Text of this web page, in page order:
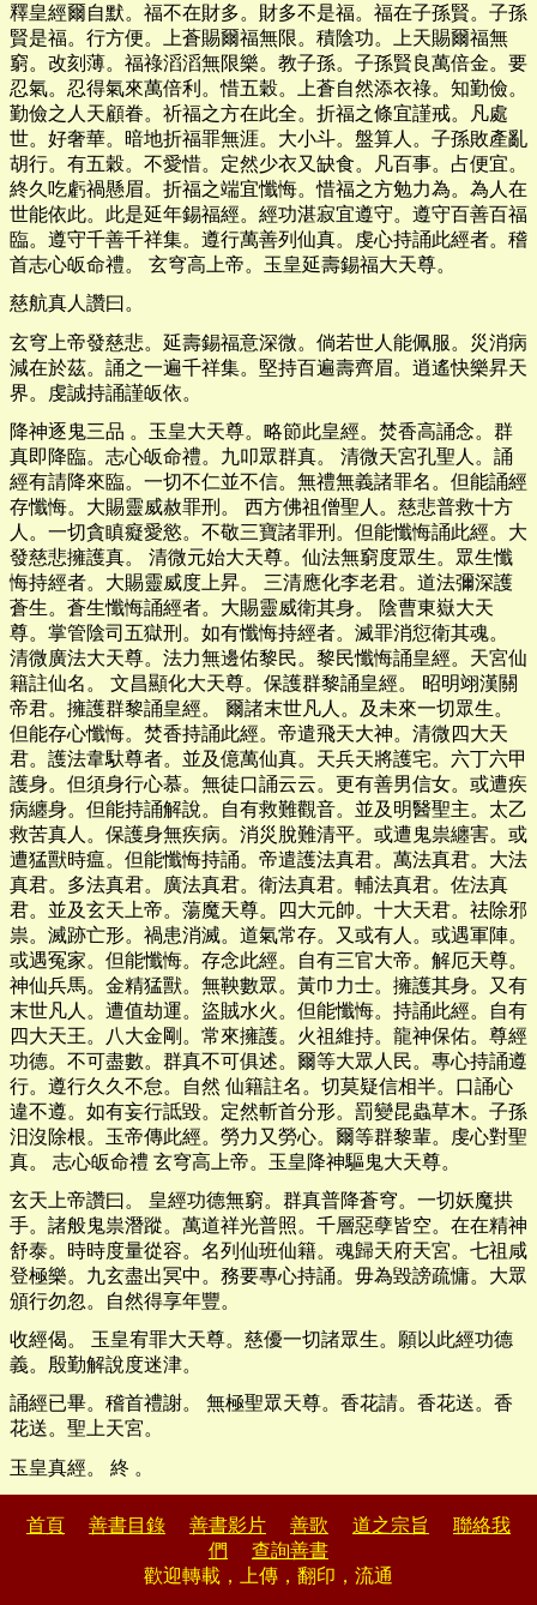
釋皇經爾自默。福不在財多。財多不是福。福在子孫賢。子孫
賢是福。行方便。上蒼賜爾福無限。積陰功。上天賜爾福無
窮。改刻薄。福祿滔滔無限樂。教子孫。子孫賢良萬倍金。要
忍氣。忍得氣來萬倍利。惜五穀。上蒼自然添衣祿。知勤儉。
勤儉之人天顧眷。祈福之方在此全。折福之條宜謹戒。凡處
世。好奢華。暗地折福罪無涯。大小斗。盤算人。子孫敗產亂
胡行。有五穀。不愛惜。定然少衣又缺食。凡百事。占便宜。
終久吃虧禍懸眉。折福之端宜懺悔。惜福之方勉力為。為人在
世能依此。此是延年錫福經。經功湛寂宜遵守。遵守百善百福
臨。遵守千善千祥集。遵行萬善列仙真。虔心持誦此經者。稽
首志心皈命禮。 玄穹高上帝。玉皇延壽錫福大天尊。
慈航真人讚曰。
玄穹上帝發慈悲。延壽錫福意深微。倘若世人能佩服。災消病
減在於茲。誦之一遍千祥集。堅持百遍壽齊眉。逍遙快樂昇天
界。虔誠持誦謹皈依。
降神逐鬼三品 。玉皇大天尊。略節此皇經。焚香高誦念。群
真即降臨。志心皈命禮。九叩眾群真。 清微天宮孔聖人。誦
經有請降來臨。一切不仁並不信。無禮無義諸罪名。但能誦經
存懺悔。大賜靈威赦罪刑。 西方佛祖僧聖人。慈悲普救十方
人。一切貪瞋癡愛慾。不敬三寶諸罪刑。但能懺悔誦此經。大
發慈悲擁護真。 清微元始大天尊。仙法無窮度眾生。眾生懺
悔持經者。大賜靈威度上昇。 三清應化李老君。道法彌深護
蒼生。蒼生懺悔誦經者。大賜靈威衛其身。 陰曹東嶽大天
尊。掌管陰司五獄刑。如有懺悔持經者。滅罪消愆衛其魂。
清微廣法大天尊。法力無邊佑黎民。黎民懺悔誦皇經。天宮仙
籍註仙名。 文昌顯化大天尊。保護群黎誦皇經。 昭明翊漢關
帝君。擁護群黎誦皇經。 爾諸末世凡人。及未來一切眾生。
但能存心懺悔。焚香持誦此經。帝遣飛天大神。清微四大天
君。護法韋馱尊者。並及億萬仙真。天兵天將護宅。六丁六甲
護身。但須身行心慕。無徒口誦云云。更有善男信女。或遭疾
病纏身。但能持誦解說。自有救難觀音。並及明醫聖主。太乙
救苦真人。保護身無疾病。消災脫難清平。或遭鬼祟纏害。或
遭猛獸時瘟。但能懺悔持誦。帝遣護法真君。萬法真君。大法
真君。多法真君。廣法真君。衛法真君。輔法真君。佐法真
君。並及玄天上帝。蕩魔天尊。四大元帥。十大天君。祛除邪
祟。滅跡亡形。禍患消滅。道氣常存。又或有人。或遇軍陣。
或遇冤家。但能懺悔。存念此經。自有三官大帝。解厄天尊。
神仙兵馬。金精猛獸。無鞅數眾。黃巾力士。擁護其身。又有
末世凡人。遭值劫運。盜賊水火。但能懺悔。持誦此經。自有
四大天王。八大金剛。常來擁護。火祖維持。龍神保佑。尊經
功德。不可盡數。群真不可俱述。爾等大眾人民。專心持誦遵
行。遵行久久不怠。自然 仙籍註名。切莫疑信相半。口誦心
違不遵。如有妄行詆毀。定然斬首分形。罰變昆蟲草木。子孫
汨沒除根。玉帝傳此經。勞力又勞心。爾等群黎輩。虔心對聖
真。 志心皈命禮 玄穹高上帝。玉皇降神驅鬼大天尊。
玄天上帝讚曰。 皇經功德無窮。群真普降蒼穹。一切妖魔拱
手。諸般鬼祟潛蹤。萬道祥光普照。千層惡孽皆空。在在精神
舒泰。時時度量從容。名列仙班仙籍。魂歸天府天宮。七祖咸
登極樂。九玄盡出冥中。務要專心持誦。毋為毀謗疏慵。大眾
頒行勿忽。自然得享年豐。
收經偈。 玉皇宥罪大天尊。慈優一切諸眾生。願以此經功德
義。殷勤解說度迷津。
誦經已畢。稽首禮謝。 無極聖眾天尊。香花請。香花送。香
花送。聖上天宮。
玉皇真經。 終 。
首頁 善書目錄 善書影片 善歌 道之宗旨
聯絡我
們
查詢善書
歡迎轉載，上傳，翻印，流通